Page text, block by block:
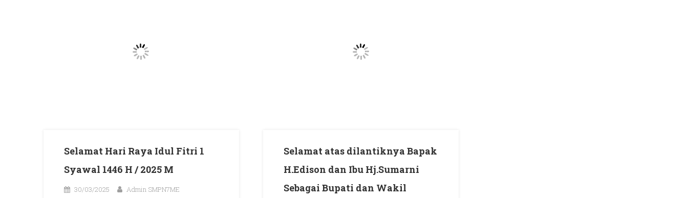
Selamat Hari Raya Idul Fitri 1
Syawal 1446 H / 2025 M
30/03/2025
Admin SMPN7ME
Selamat atas dilantiknya Bapak
H.Edison dan Ibu Hj.Sumarni
Sebagai Bupati dan Wakil